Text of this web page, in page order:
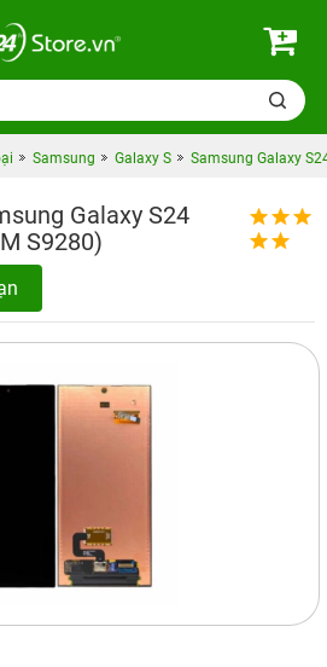
Samsung Galaxy S Samsung Galaxy
Galaxy S24
S9280)